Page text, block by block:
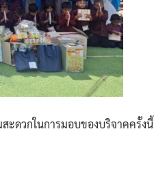
ะดวกในการมอบของบริจาคครั้งนี้